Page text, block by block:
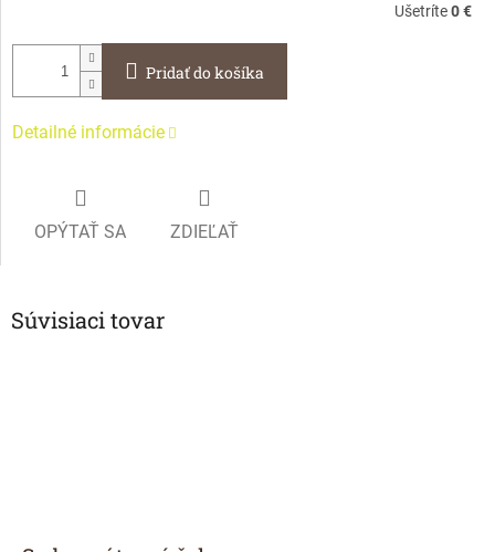
Ušetríte0 €
Pridať do košíka
Detailné informácie
OPÝTAŤ SA ZDIEĽAŤ
Súvisiaci tovar